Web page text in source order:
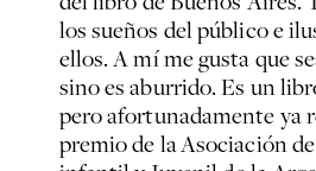
los sueños del público e
ellos. A mí me gusta que
sino es aburrido. Es un
pero afortunadamente ya
premio de la Asociación